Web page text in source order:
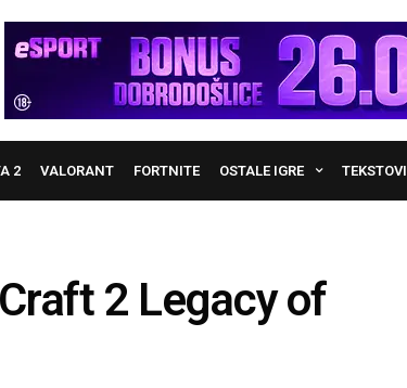
2 VALORANT FORTNITE OSTALE IGRE TEKSTOVI
2 Legacy of